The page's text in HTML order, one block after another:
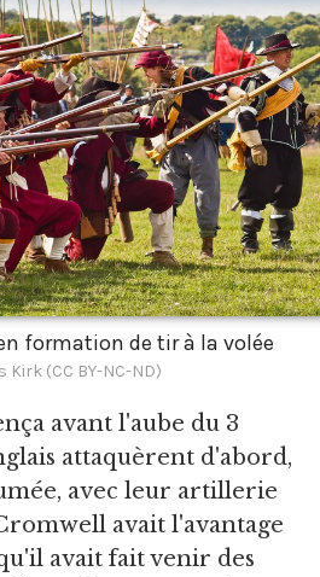
formation de tir à la volée
Kirk (CC BY-NC-ND)
avant l'aube du 3
attaquèrent d'abord,
avec leur artillerie
avait l'avantage
avait fait venir des